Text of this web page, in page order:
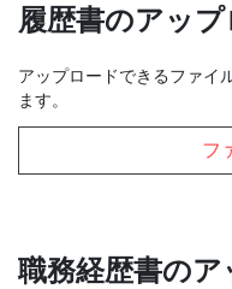
履歴書のアップ
アップロードできるファイ
ます。
フ
職務経歴書のア